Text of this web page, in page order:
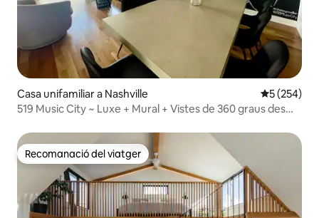
Casa unifamiliar a Nashville 5 de
5 (254)
519 Music City ~ Luxe + Mural + Vistes de 360 graus des
Recomanació del viatger
Recomanació del viatger